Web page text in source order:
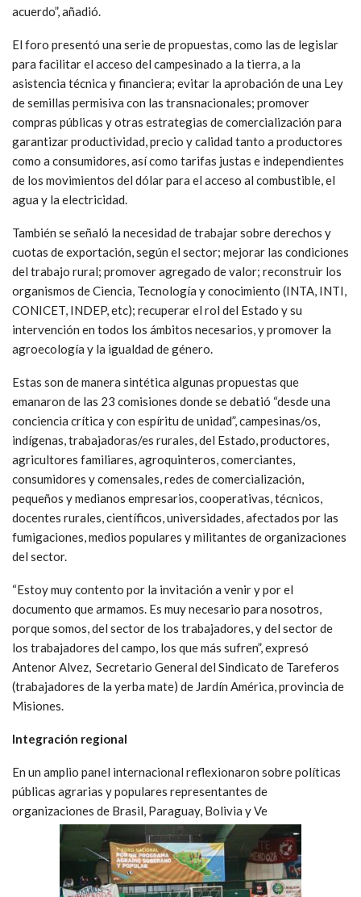
acuerdo”, añadió.
El foro presentó una serie de propuestas, como las de legislar
para facilitar el acceso del campesinado a la tierra, a la
asistencia técnica y financiera; evitar la aprobación de una Ley
de semillas permisiva con las transnacionales; promover
compras públicas y otras estrategias de comercialización para
garantizar productividad, precio y calidad tanto a productores
como a consumidores, así como tarifas justas e independientes
de los movimientos del dólar para el acceso al combustible, el
agua y la electricidad.
También se señaló la necesidad de trabajar sobre derechos y
cuotas de exportación, según el sector; mejorar las condiciones
del trabajo rural; promover agregado de valor; reconstruir los
organismos de Ciencia, Tecnología y conocimiento (INTA, INTI,
CONICET, INDEP, etc); recuperar el rol del Estado y su
intervención en todos los ámbitos necesarios, y promover la
agroecología y la igualdad de género.
Estas son de manera sintética algunas propuestas que
emanaron de las 23 comisiones donde se debatió “desde una
conciencia crítica y con espíritu de unidad”, campesinas/os,
indígenas, trabajadoras/es rurales, del Estado, productores,
agricultores familiares, agroquinteros, comerciantes,
consumidores y comensales, redes de comercialización,
pequeños y medianos empresarios, cooperativas, técnicos,
docentes rurales, científicos, universidades, afectados por las
fumigaciones, medios populares y militantes de organizaciones
del sector.
“Estoy muy contento por la invitación a venir y por el
documento que armamos. Es muy necesario para nosotros,
porque somos, del sector de los trabajadores, y del sector de
los trabajadores del campo, los que más sufren”, expresó
Antenor Alvez, Secretario General del Sindicato de Tareferos
(trabajadores de la yerba mate) de Jardín América, provincia de
Misiones.
Integración regional
En un amplio panel internacional reflexionaron sobre políticas
públicas agrarias y populares representantes de
organizaciones de Brasil, Paraguay, Bolivia y Ve